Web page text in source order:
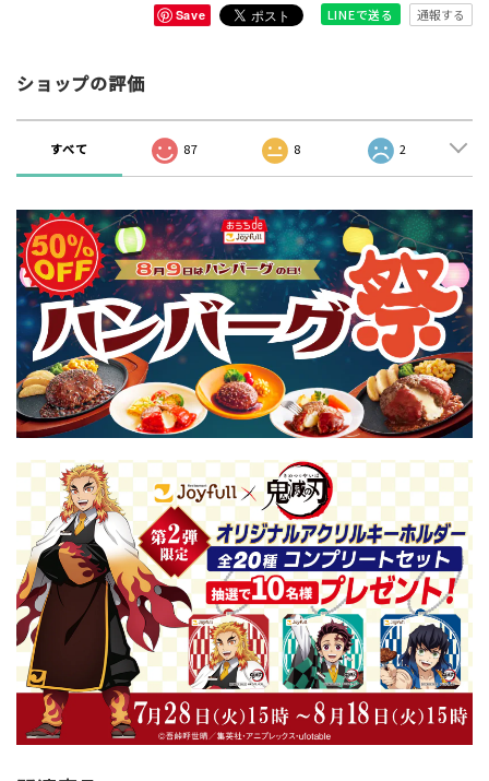
Save LINEで送る 通報する
ショップの評価
すべて 87 8 2